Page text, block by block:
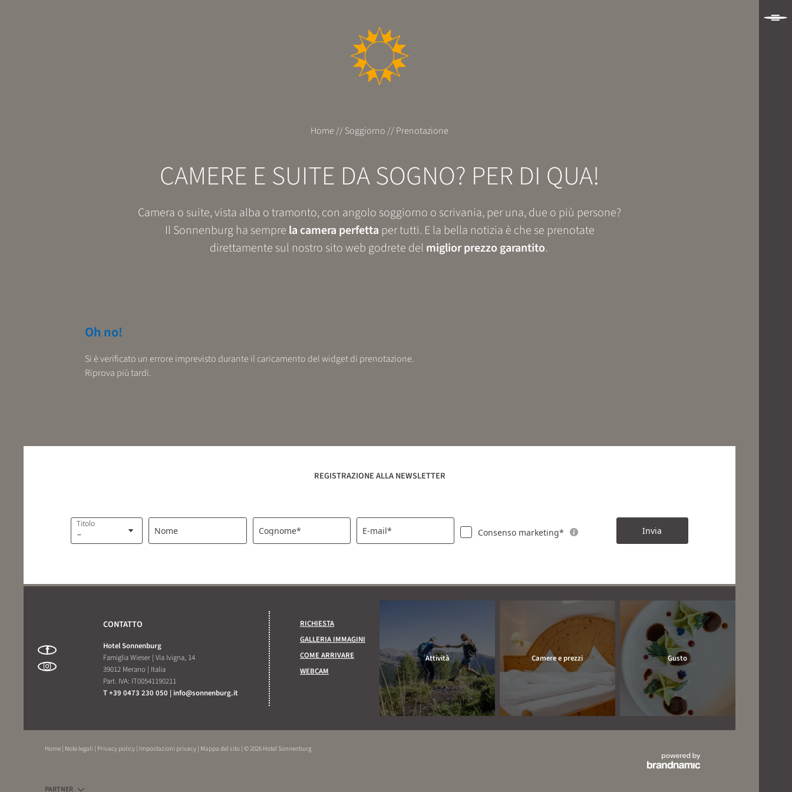
Home //Soggiorno //Prenotazione
CAMERE E SUITE DA SOGNO? PER DI QUA!
Camera o suite, vista alba o tramonto, con angolo soggiorno o scrivania, per una, due o più persone?
Il Sonnenburg ha sempre la camera perfetta per tutti. E la bella notizia è che se prenotate
direttamente sul nostro sito web godrete del miglior prezzo garantito.
Oh no!
Si è verificato un errore imprevisto durante il caricamento del widget di prenotazione.
Riprova più tardi.
REGISTRAZIONE ALLA NEWSLETTER
Titolo
Nome Cognome* E-mail* Consenso marketing* Invia
CONTATTO
Hotel Sonnenburg
Famiglia Wieser | Via Ivigna, 14
39012 Merano | Italia
Part. IVA: IT00541190211
T +39 0473 230 050 | info@sonnenburg.it
RICHIESTA
GALLERIA IMMAGINI
COME ARRIVARE
WEBCAM
Attività Camere e prezzi Gusto
Home | Note legali | Privacy policy | Impostazioni privacy | Mappa del sito | © 2026 Hotel Sonnenburg
PARTNER